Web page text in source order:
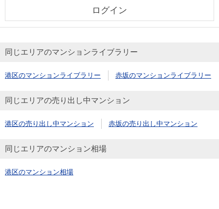
ログイン
同じエリアのマンションライブラリー
港区のマンションライブラリー 赤坂のマンションライブラリー
同じエリアの売り出し中マンション
港区の売り出し中マンション 赤坂の売り出し中マンション
同じエリアのマンション相場
港区のマンション相場